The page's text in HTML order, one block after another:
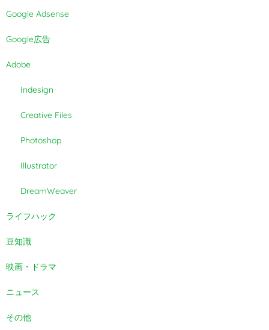
Google Adsense
Google広告
Adobe
Indesign
Creative Files
Photoshop
Illustrator
DreamWeaver
ライフハック
豆知識
映画・ドラマ
ニュース
その他